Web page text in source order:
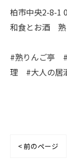
柏市中央2-8-1
和食とお酒 熟
#熟りんご亭
理 #大人の居
< 前のページ